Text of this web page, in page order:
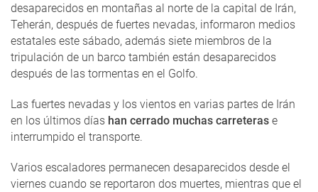
desaparecidos en montañas al norte de la capital de Irán,
Teherán, después de fuertes nevadas, informaron medios
estatales este sábado, además siete miembros de la
tripulación de un barco también están desaparecidos
después de las tormentas en el Golfo.
Las fuertes nevadas y los vientos en varias partes de Irán
en los últimos días han cerrado muchas carreteras e
interrumpido el transporte.
Varios escaladores permanecen desaparecidos desde el
viernes cuando se reportaron dos muertes, mientras que el